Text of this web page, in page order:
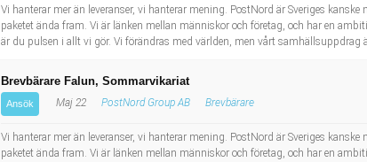
Vi hanterar mer än leveranser, vi hanterar mening. PostNord är Sveriges
paketet ända fram. Vi är länken mellan människor och företag, och har en
är du pulsen i allt vi gör. Vi förändras med världen, men vårt samhällsuppdrag
Brevbärare Falun, Sommarvikariat
Ansök Maj 22 PostNord Group AB Brevbärare
Vi hanterar mer än leveranser, vi hanterar mening. PostNord är Sveriges
paketet ända fram. Vi är länken mellan människor och företag, och har en